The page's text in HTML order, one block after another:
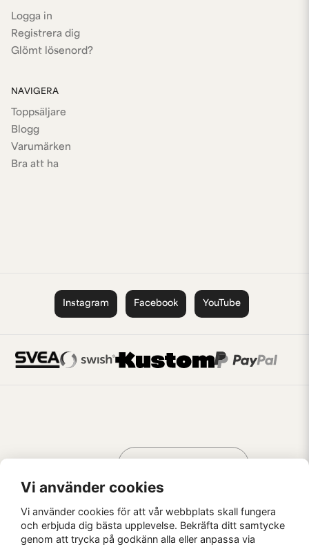
Logga in
Registrera dig
Glömt lösenord?
NAVIGERA
Toppsäljare
Blogg
Varumärken
Bra att ha
Instagram Facebook YouTube
Kaffebrus AB, Förskeppsgatan 2, 271 55 Ystad
AV KREATÖRER
Vi använder cookies
Vi använder cookies för att vår webbplats skall fungera
och erbjuda dig bästa upplevelse. Bekräfta ditt samtycke
genom att trycka på godkänn alla eller anpassa via